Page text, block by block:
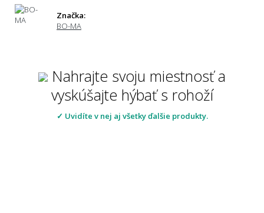
Značka:
BO-MA
Nahrajte svoju miestnosť a
vyskúšajte hýbať s rohoží
✓ Uvidíte v nej aj všetky ďalšie produkty.